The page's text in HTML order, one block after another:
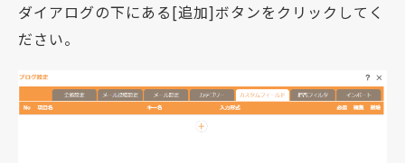
ダイアログの下にある[追加]ボタンをクリックしてく
ださい。